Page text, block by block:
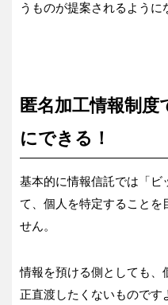
うものが提案されるように
匿名加工情報制
にできる！
基本的に情報信託では「ビ
て、個人を特定することを
せん。
情報を預ける側としても、
正直渡したくないものです